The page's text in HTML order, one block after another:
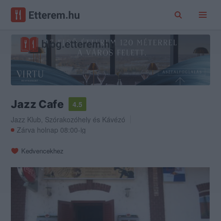
Jazz Cafe
4.5
Jazz Klub, Szórakozóhely és Kávézó
Zárva holnap 08:00-ig
Kedvencekhez